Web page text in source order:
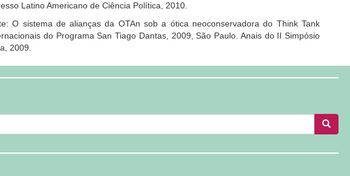
Latino Americano de Ciência Política, 2010.
O sistema de alianças da OTAn sob a ótica neoconservadora do Think Tank
do Programa San Tiago Dantas, 2009, São Paulo. Anais do II Simpósio
2009.
Busca